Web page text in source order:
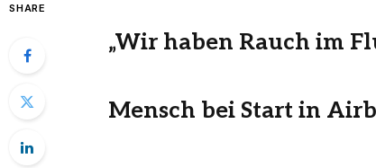
SHARE
„Wir haben Rauch im
Mensch bei Start in